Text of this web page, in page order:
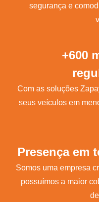
segurança e
+600
Com as soluções
seus veículos em
Presença em
Somos uma empresa
possuímos a maior